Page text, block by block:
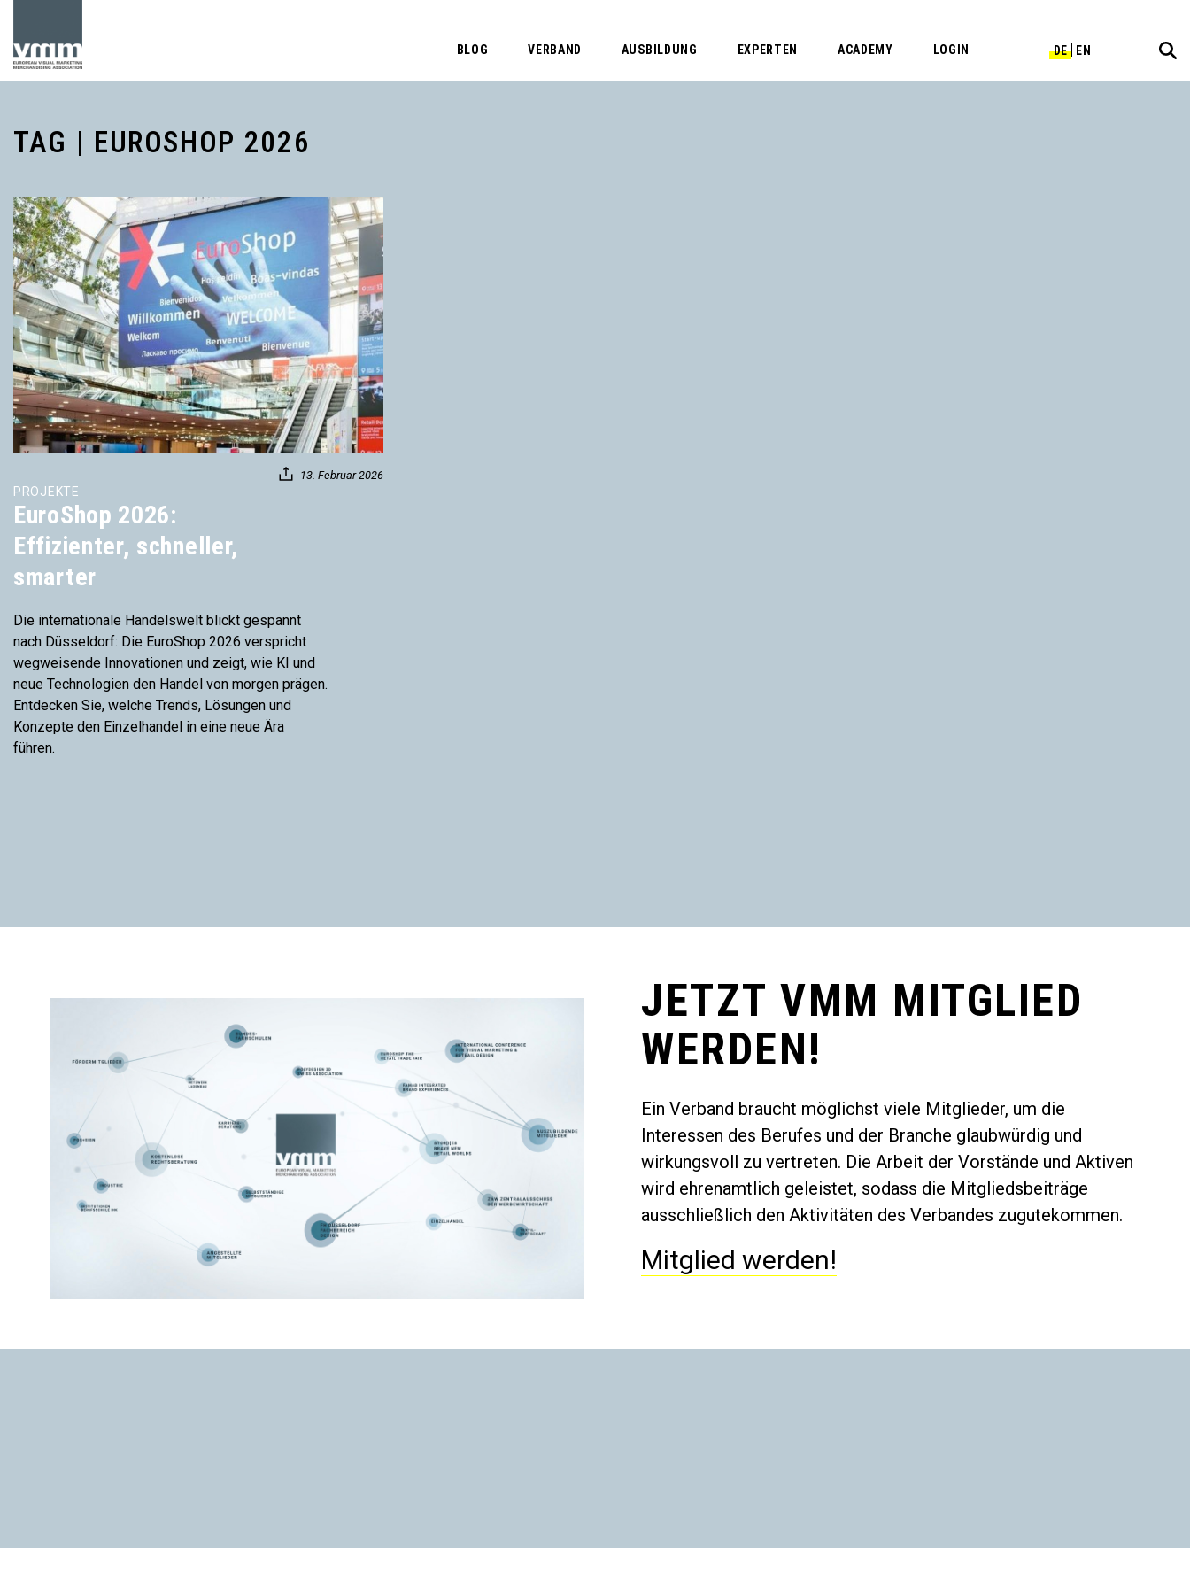
BLOG VERBAND AUSBILDUNG EXPERTEN ACADEMY LOGIN DE EN
TAG | EUROSHOP 2026
13. Februar 2026
PROJEKTE
EuroShop 2026:
Effizienter, schneller,
smarter
Die internationale Handelswelt blickt gespannt
nach Düsseldorf: Die EuroShop 2026 verspricht
wegweisende Innovationen und zeigt, wie KI und
neue Technologien den Handel von morgen prägen.
Entdecken Sie, welche Trends, Lösungen und
Konzepte den Einzelhandel in eine neue Ära
führen.
JETZT VMM MITGLIED
WERDEN!
Ein Verband braucht möglichst viele Mitglieder, um die
Interessen des Berufes und der Branche glaubwürdig und
wirkungsvoll zu vertreten. Die Arbeit der Vorstände und Aktiven
wird ehrenamtlich geleistet, sodass die Mitgliedsbeiträge
ausschließlich den Aktivitäten des Verbandes zugutekommen.
Mitglied werden!